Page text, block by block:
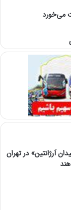
می‌خورد
آرژانتین» در تهران